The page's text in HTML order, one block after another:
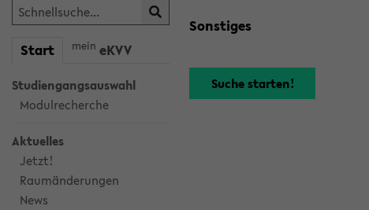
Start mein eKVV
Studiengangsauswahl
Modulrecherche
Aktuelles
Jetzt!
Raumänderungen
News
Sonstiges